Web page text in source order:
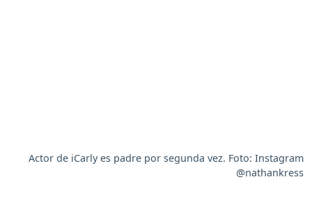
Actor de iCarly es padre por segunda vez. Foto: Instagram
@nathankress